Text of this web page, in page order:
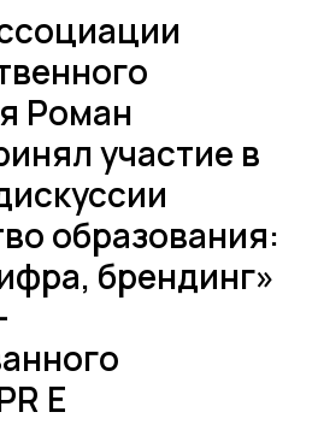
Роман
участие в
образования:
брендинг»
E